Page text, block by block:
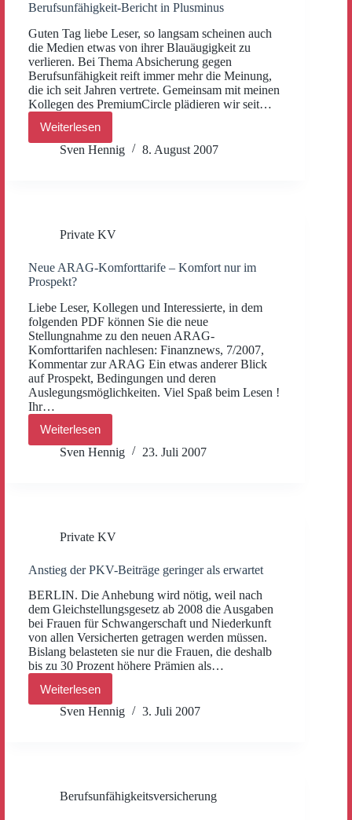
Berufsunfähigkeit-Bericht in Plusminus
Guten Tag liebe Leser, so langsam scheinen auch
die Medien etwas von ihrer Blauäugigkeit zu
verlieren. Bei Thema Absicherung gegen
Berufsunfähigkeit reift immer mehr die Meinung,
die ich seit Jahren vertrete. Gemeinsam mit meinen
Kollegen des PremiumCircle plädieren wir seit…
WeiterlesenBerufsunfähigkeit-
Bericht
Sven Hennig 8. August 2007
Private KV
Neue ARAG-Komforttarife – Komfort nur im
Prospekt?
Liebe Leser, Kollegen und Interessierte, in dem
folgenden PDF können Sie die neue
Stellungnahme zu den neuen ARAG-
Komforttarifen nachlesen: Finanznews, 7/2007,
Kommentar zur ARAG Ein etwas anderer Blick
auf Prospekt, Bedingungen und deren
Auslegungsmöglichkeiten. Viel Spaß beim Lesen !
Ihr…
Weiterlesen
Neue
ARAG-
Komforttarife
Sven Hennig 23. Juli 2007
Private KV
Anstieg der PKV-Beiträge geringer als erwartet
BERLIN. Die Anhebung wird nötig, weil nach
dem Gleichstellungsgesetz ab 2008 die Ausgaben
bei Frauen für Schwangerschaft und Niederkunft
von allen Versicherten getragen werden müssen.
Bislang belasteten sie nur die Frauen, die deshalb
bis zu 30 Prozent höhere Prämien als…
Weiterlesen
Anstieg
der
Sven Hennig 3. Juli 2007
Berufsunfähigkeitsversicherung